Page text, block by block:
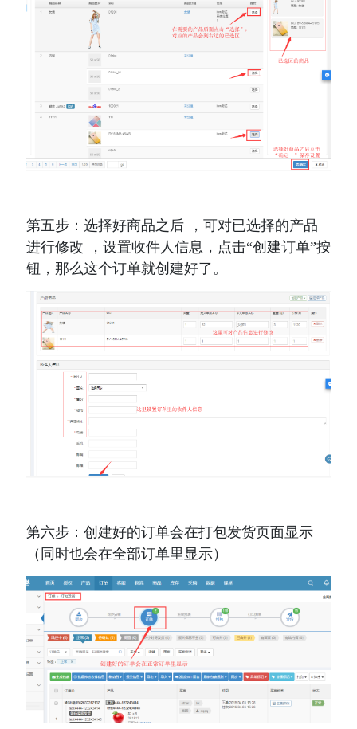
第五步：选择好商品之后 ，可对已选择的产品
进行修改 ，设置收件人信息，点击“创建订单”按
钮，那么这个订单就创建好了。
第六步：创建好的订单会在打包发货页面显示
（同时也会在全部订单里显示）